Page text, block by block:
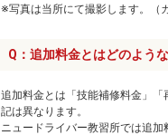
※写真は当所にて撮影します。（
Q：追加料金とはどのよう
追加料金とは「技能補修料金」
記は異なります。
ニュードライバー教習所では追加